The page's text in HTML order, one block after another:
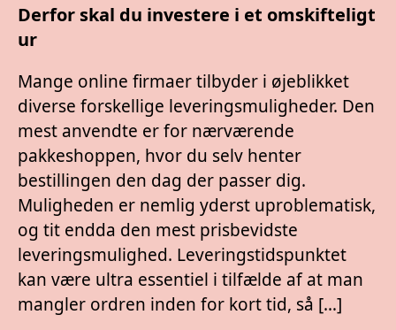
Derfor skal du investere i et omskifteligt
ur
Mange online firmaer tilbyder i øjeblikket
diverse forskellige leveringsmuligheder. Den
mest anvendte er for nærværende
pakkeshoppen, hvor du selv henter
bestillingen den dag der passer dig.
Muligheden er nemlig yderst uproblematisk,
og tit endda den mest prisbevidste
leveringsmulighed. Leveringstidspunktet
kan være ultra essentiel i tilfælde af at man
mangler ordren inden for kort tid, så […]